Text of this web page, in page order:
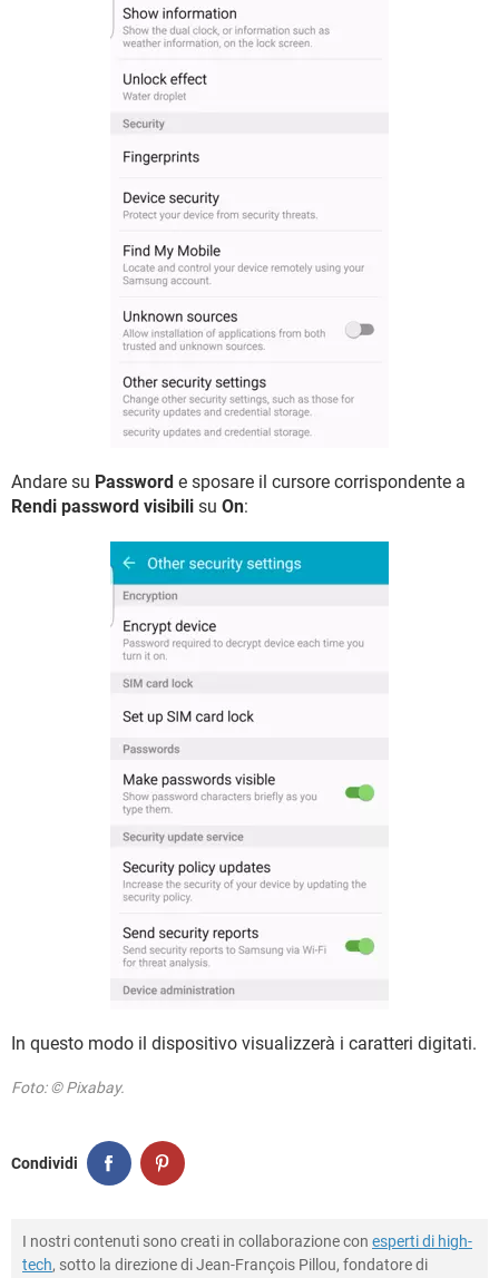
Andare su Password e sposare il cursore corrispondente a
Rendi password visibili su On:
In questo modo il dispositivo visualizzerà i caratteri digitati.
Foto: © Pixabay.
Condividi
I nostri contenuti sono creati in collaborazione con esperti di high-
tech, sotto la direzione di Jean-François Pillou, fondatore di